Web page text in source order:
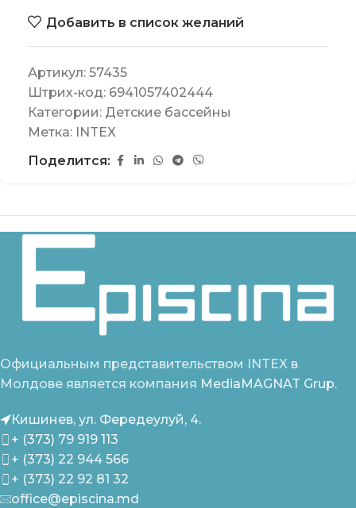
Добавить в список желаний
Артикул: 57435
Штрих-код: 6941057402444
Категории: Детские бассейны
Метка:
INTEX
Поделится:
Официальным представительством INTEX в
Молдове является компания MediaMAGNAT Grup.
Кишинев, ул. Фередеулуй, 4.
+ (373) 79 919 113
+ (373) 22 944 566
+ (373) 22 92 81 32
office@episcina.md